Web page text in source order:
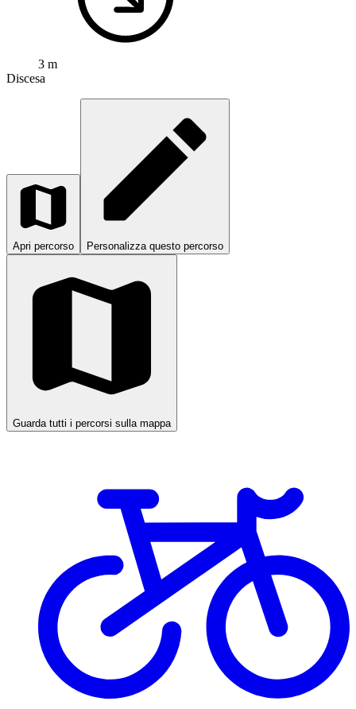
3 m
Discesa
Apri percorso Personalizza questo percorso
Guarda tutti i percorsi sulla mappa